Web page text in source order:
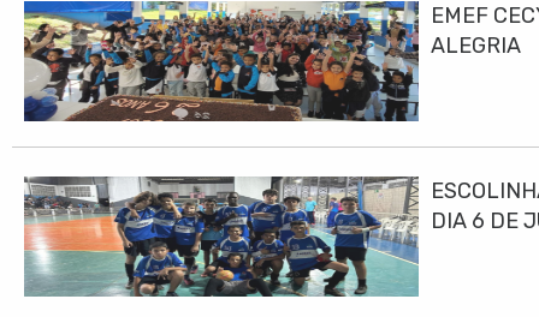
EMEF
ALEGRIA
DIA 6 DE